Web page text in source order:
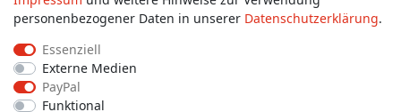
Impressum
personenbezogener Daten in unserer Daten­schutz­erklärung.
Essenziell
Externe Medien
PayPal
Funktional